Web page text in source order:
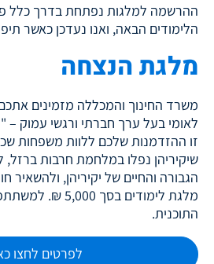
ההרשמה למלגות נפתחת בדרך כלל
הלימודים הבאה, ואנו נעדכן כאשר
מלגת הנצחה
משרד החינוך והמכללה מזמינים
לאומי בעל ערך חברתי ורגשי עמוק –
זו ההזדמנות שלכם ללוות משפחות
שיקיריהן נפלו במלחמת חרבות ברזל,
הגבורה והחיים של יקיריהן, ולהשאיר
מלגת לימודים בסך
התוכנית.
לפרטים לחצו